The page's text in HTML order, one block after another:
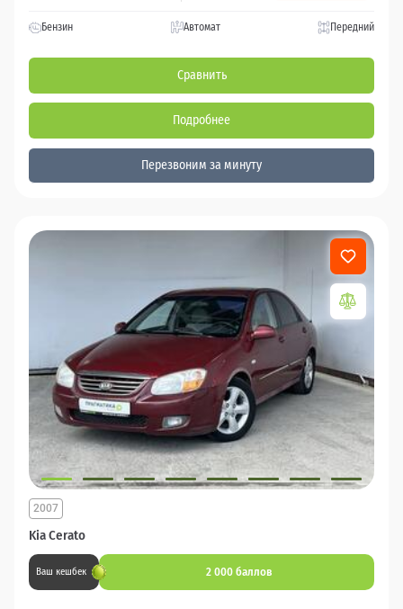
Бензин Автомат Передний
Сравнить
Подробнее
Перезвоним за минуту
Kia Cerato
2007
Ваш кешбек 2 000 баллов